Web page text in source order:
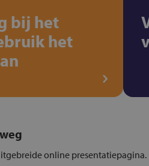
bij het
het
online presentatiepagina.